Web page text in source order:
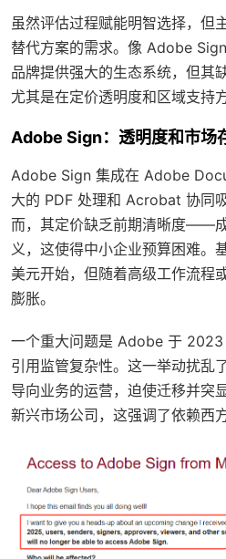
虽然评估过程赋能明智选择，但
替代方案的需求。像 Adobe
品牌提供强大的生态系统，但其
尤其是在定价透明度和区域支持方
Adobe Sign：透明度和市场
Adobe Sign 集成在 Adobe
大的 PDF 处理和 Acrobat 协同
而，其定价缺乏前期清晰度——
义，这使得中小企业预算困难。
美元开始，但随着高级工作流程
膨胀。
一个重大问题是 Adobe 于 2023
引用监管复杂性。这一举动扰乱
导向业务的运营，迫使迁移并突
新兴市场公司，这强调了依赖西